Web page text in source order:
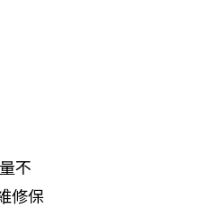
不
修保